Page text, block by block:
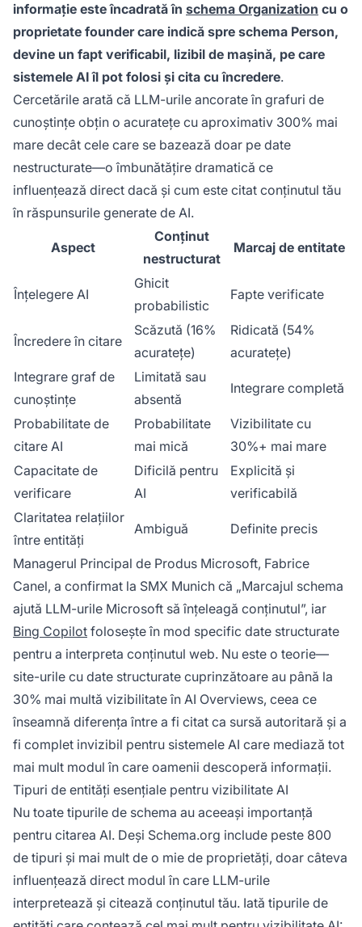
informație este încadrată în schema Organization cu o
proprietate founder care indică spre schema Person,
devine un fapt verificabil, lizibil de mașină, pe care
sistemele AI îl pot folosi și cita cu încredere.
Cercetările arată că LLM-urile ancorate în grafuri de
cunoștințe obțin o acuratețe cu aproximativ 300% mai
mare decât cele care se bazează doar pe date
nestructurate—o îmbunătățire dramatică ce
influențează direct dacă și cum este citat conținutul tău
în răspunsurile generate de AI.
Aspect
Conținut
nestructurat
Marcaj de entitate
Înțelegere AI
Ghicit
probabilistic
Fapte verificate
Încredere în citare
Scăzută (16%
acuratețe)
Ridicată (54%
acuratețe)
Integrare graf de
cunoștințe
Limitată sau
absentă
Integrare completă
Probabilitate de
citare AI
Probabilitate
mai mică
Vizibilitate cu
30%+ mai mare
Capacitate de
verificare
Dificilă pentru
AI
Explicită și
verificabilă
Claritatea relațiilor
între entități
Ambiguă Definite precis
Managerul Principal de Produs Microsoft, Fabrice
Canel, a confirmat la SMX Munich că „Marcajul schema
ajută LLM-urile Microsoft să înțeleagă conținutul”, iar
Bing Copilot folosește în mod specific date structurate
pentru a interpreta conținutul web. Nu este o teorie—
site-urile cu date structurate cuprinzătoare au până la
30% mai multă vizibilitate în AI Overviews, ceea ce
înseamnă diferența între a fi citat ca sursă autoritară și a
fi complet invizibil pentru sistemele AI care mediază tot
mai mult modul în care oamenii descoperă informații.
Tipuri de entități esențiale pentru vizibilitate AI
Nu toate tipurile de schema au aceeași importanță
pentru citarea AI. Deși Schema.org include peste 800
de tipuri și mai mult de o mie de proprietăți, doar câteva
influențează direct modul în care LLM-urile
interpretează și citează conținutul tău. Iată tipurile de